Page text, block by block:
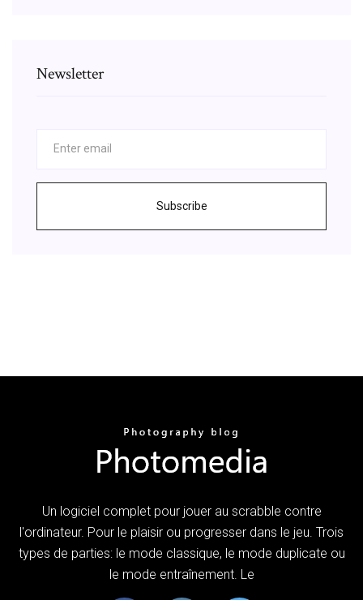
Newsletter
Subscribe
Un logiciel complet pour jouer au scrabble contre
l'ordinateur. Pour le plaisir ou progresser dans le jeu. Trois
types de parties: le mode classique, le mode duplicate ou
le mode entraînement. Le